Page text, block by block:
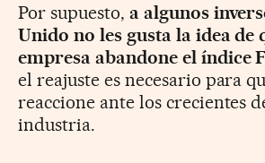
Por supuesto, a algunos
Unido no les gusta la idea de
empresa abandone el índice
el reajuste es necesario para
reaccione ante los crecientes
industria.